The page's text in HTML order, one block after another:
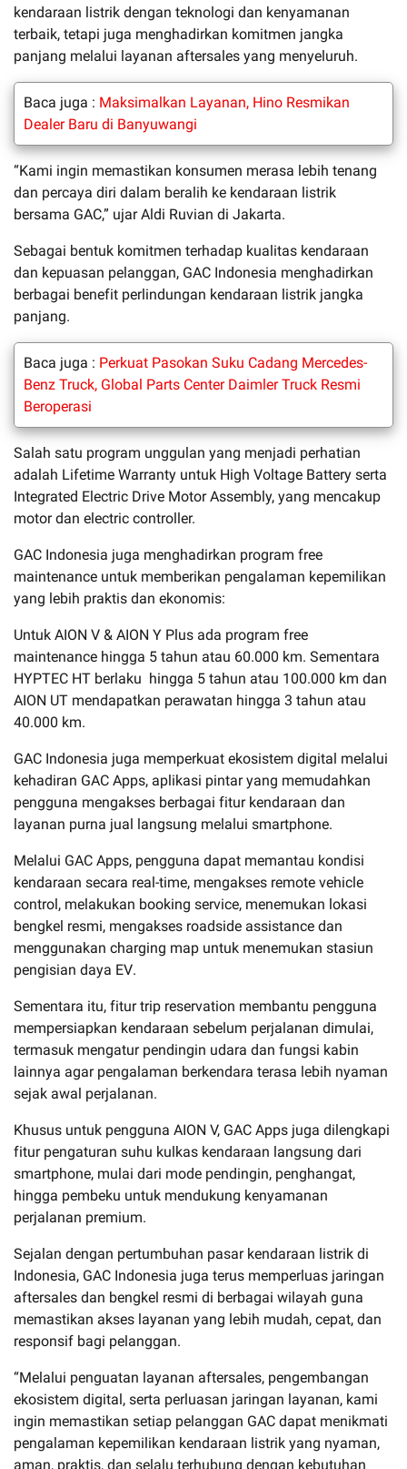
kendaraan listrik dengan teknologi dan kenyamanan
terbaik, tetapi juga menghadirkan komitmen jangka
panjang melalui layanan aftersales yang menyeluruh.
Baca juga : Maksimalkan Layanan, Hino Resmikan
Dealer Baru di Banyuwangi
“Kami ingin memastikan konsumen merasa lebih tenang
dan percaya diri dalam beralih ke kendaraan listrik
bersama GAC,” ujar Aldi Ruvian di Jakarta.
Sebagai bentuk komitmen terhadap kualitas kendaraan
dan kepuasan pelanggan, GAC Indonesia menghadirkan
berbagai benefit perlindungan kendaraan listrik jangka
panjang.
Baca juga : Perkuat Pasokan Suku Cadang Mercedes-
Benz Truck, Global Parts Center Daimler Truck Resmi
Beroperasi
Salah satu program unggulan yang menjadi perhatian
adalah Lifetime Warranty untuk High Voltage Battery serta
Integrated Electric Drive Motor Assembly, yang mencakup
motor dan electric controller.
GAC Indonesia juga menghadirkan program free
maintenance untuk memberikan pengalaman kepemilikan
yang lebih praktis dan ekonomis:
Untuk AION V & AION Y Plus ada program free
maintenance hingga 5 tahun atau 60.000 km. Sementara
HYPTEC HT berlaku hingga 5 tahun atau 100.000 km dan
AION UT mendapatkan perawatan hingga 3 tahun atau
40.000 km.
GAC Indonesia juga memperkuat ekosistem digital melalui
kehadiran GAC Apps, aplikasi pintar yang memudahkan
pengguna mengakses berbagai fitur kendaraan dan
layanan purna jual langsung melalui smartphone.
Melalui GAC Apps, pengguna dapat memantau kondisi
kendaraan secara real-time, mengakses remote vehicle
control, melakukan booking service, menemukan lokasi
bengkel resmi, mengakses roadside assistance dan
menggunakan charging map untuk menemukan stasiun
pengisian daya EV.
Sementara itu, fitur trip reservation membantu pengguna
mempersiapkan kendaraan sebelum perjalanan dimulai,
termasuk mengatur pendingin udara dan fungsi kabin
lainnya agar pengalaman berkendara terasa lebih nyaman
sejak awal perjalanan.
Khusus untuk pengguna AION V, GAC Apps juga dilengkapi
fitur pengaturan suhu kulkas kendaraan langsung dari
smartphone, mulai dari mode pendingin, penghangat,
hingga pembeku untuk mendukung kenyamanan
perjalanan premium.
Sejalan dengan pertumbuhan pasar kendaraan listrik di
Indonesia, GAC Indonesia juga terus memperluas jaringan
aftersales dan bengkel resmi di berbagai wilayah guna
memastikan akses layanan yang lebih mudah, cepat, dan
responsif bagi pelanggan.
“Melalui penguatan layanan aftersales, pengembangan
ekosistem digital, serta perluasan jaringan layanan, kami
ingin memastikan setiap pelanggan GAC dapat menikmati
pengalaman kepemilikan kendaraan listrik yang nyaman,
aman, praktis, dan selalu terhubung dengan kebutuhan